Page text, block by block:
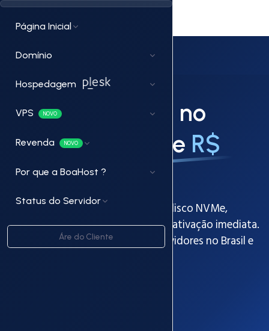
Página Inicial
Domínio
Hospedagem
VPS NOVO
Revenda NOVO
Por que a BoaHost ?
Status do Servidor
Áre do Cliente
NOVO 🇧🇷
Servidores VPS no
Brasil a partir de R$
19,90/mês
Máquinas virtuais dedicadas com disco NVMe,
acesso root/administrador total e ativação imediata.
Linux ou Windows Server, com servidores no Brasil e